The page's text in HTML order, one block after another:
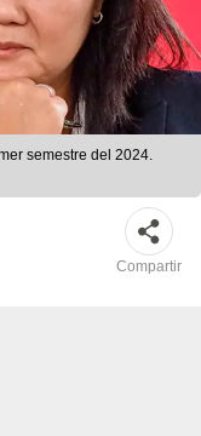
semestre del 2024.
Compartir